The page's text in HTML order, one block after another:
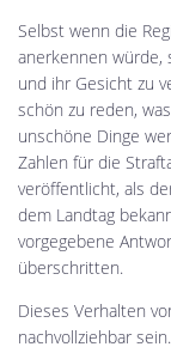
Selbst wenn die
anerkennen würde,
und ihr Gesicht zu
schön zu reden,
unschöne Dinge
Zahlen für die
veröffentlicht, als
dem Landtag
vorgegebene
überschritten.
Dieses Verhalten
nachvollziehbar